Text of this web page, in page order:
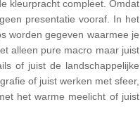
kleurpracht compleet. Omdat
presentatie vooraf. In het
worden gegeven waarmee je
alleen pure macro maar juist
of juist de landschappelijke
of juist werken met sfeer,
het warme meelicht of juist